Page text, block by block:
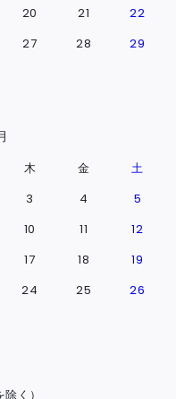
20 21
22
27 28
29
木 金
土
3 4
5
10 11
12
17 18
19
24 25
26
く）